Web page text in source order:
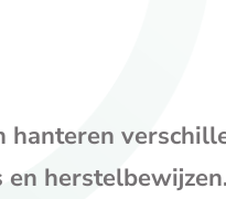
hanteren
en